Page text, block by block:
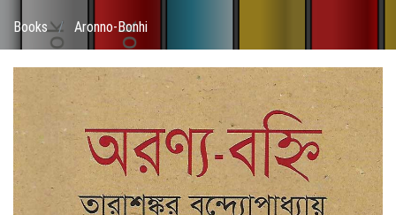
Books / Aronno-Bonhi